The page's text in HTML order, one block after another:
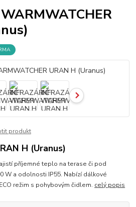
produkt
H (Uranus)
příjemné teplo na terase či pod
W a odolnosti IP55. Nabízí dálkové
režim s pohybovým čidlem. celý popis